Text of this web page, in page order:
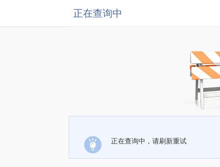
正在查询中
正在查询中，请刷新重试